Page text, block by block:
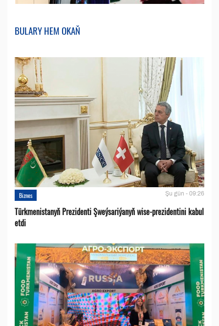
BULARY HEM OKAŇ
Biznes Şu gün - 09:26
Türkmenistanyň Prezidenti Şweýsariýanyň wise-prezidentini kabul
etdi